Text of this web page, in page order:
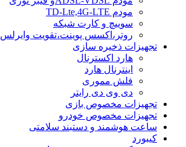
مودم TD-Lte,4G-LTE
سوییچ و کارت شبکه
روتر،اکسس پوینت،تقویت وایرلس
تجهیزات ذخیره سازی
هارد اکسترنال
اینترنال هارد
فلش مموری
دی وی دی رایتر
تجهیزات مخصوص بازی
تجهیزات مخصوص خودرو
ساعت هوشمند و دستبند سلامتی
کیبورد